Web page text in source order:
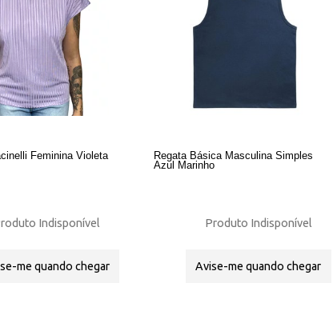
Feminina Violeta
Indisponível
me quando chegar
Regata Básica Masculina Simples
Azul Marinho
Produto Indisponível
Avise-me quando chegar